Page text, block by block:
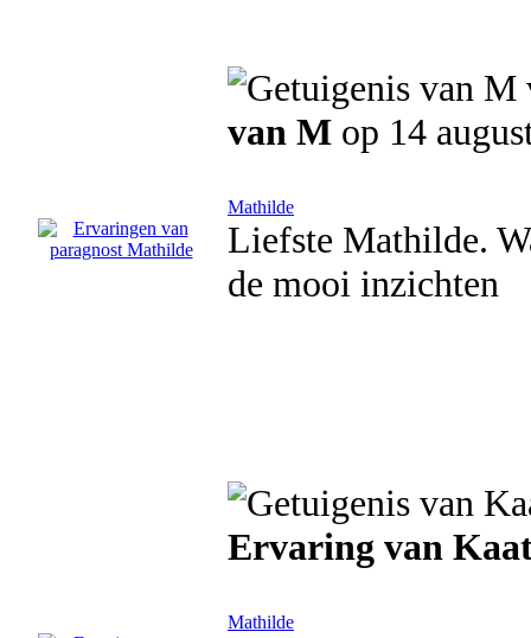
van M op 14
Mathilde
Liefste Mathilde.
de mooi inzichten
Ervaring van
Mathilde